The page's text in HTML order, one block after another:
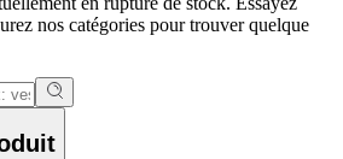
nos catégories pour trouver quelque